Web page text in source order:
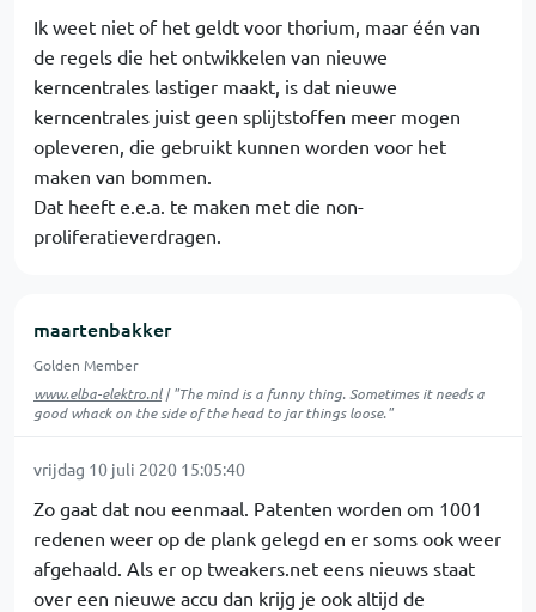
Ik weet niet of het geldt voor thorium, maar één van
de regels die het ontwikkelen van nieuwe
kerncentrales lastiger maakt, is dat nieuwe
kerncentrales juist geen splijtstoffen meer mogen
opleveren, die gebruikt kunnen worden voor het
maken van bommen.
Dat heeft e.e.a. te maken met die non-
proliferatieverdragen.
maartenbakker
Golden Member
www.elba-elektro.nl| "The mind is a funny thing. Sometimes it needs a
good whack on the side of the head to jar things loose."
vrijdag 10 juli 2020 15:05:40
Zo gaat dat nou eenmaal. Patenten worden om 1001
redenen weer op de plank gelegd en er soms ook weer
afgehaald. Als er op tweakers.net eens nieuws staat
over een nieuwe accu dan krijg je ook altijd de